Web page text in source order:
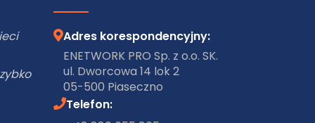
Adres korespondencyjny:
ENETWORK PRO Sp. z o.o. SK.
ul. Dworcowa 14 lok 2
05-500 Piaseczno
Telefon: